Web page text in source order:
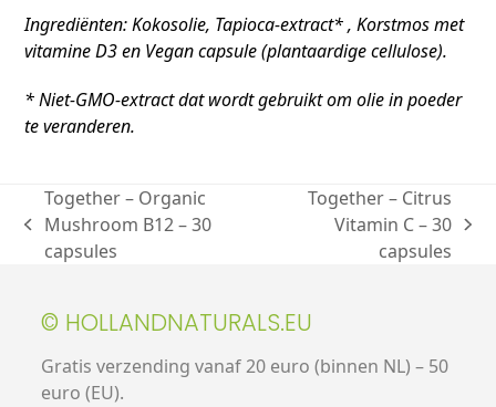
Ingrediënten: Kokosolie, Tapioca-extract* , Korstmos met
vitamine D3 en Vegan capsule (plantaardige cellulose).
* Niet-GMO-extract dat wordt gebruikt om olie in poeder
te veranderen.
Together – Organic
Mushroom B12 – 30
capsules
Together – Citrus
Vitamin C – 30
capsules
© HOLLANDNATURALS.EU
Gratis verzending vanaf 20 euro (binnen NL) – 50
euro (EU).